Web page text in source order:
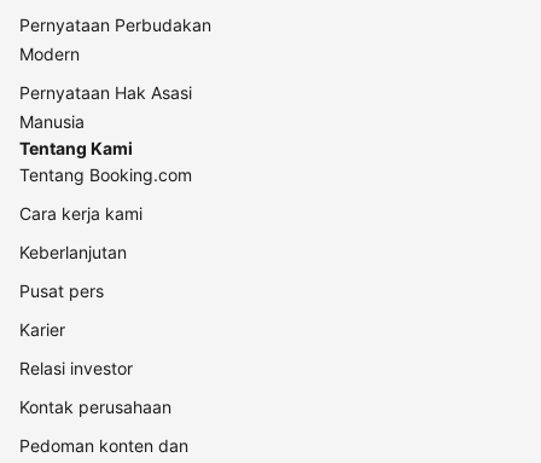
Pernyataan Perbudakan
Modern
Pernyataan Hak Asasi
Manusia
Tentang Kami
Tentang Booking.com
Cara kerja kami
Keberlanjutan
Pusat pers
Karier
Relasi investor
Kontak perusahaan
Pedoman konten dan